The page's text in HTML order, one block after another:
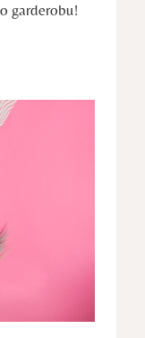
garderobu!